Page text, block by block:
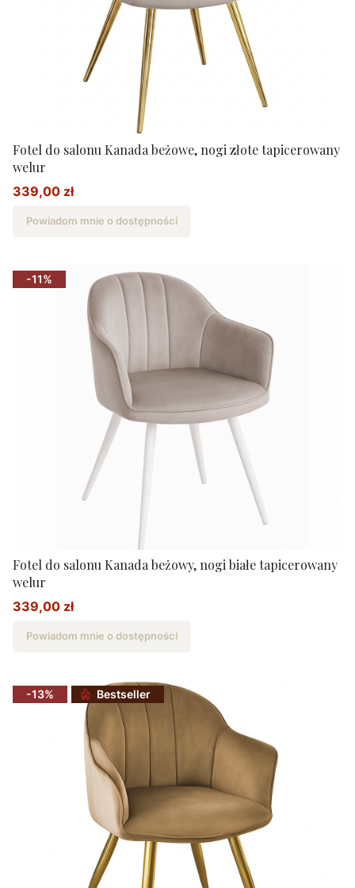
Fotel do salonu Kanada beżowe, nogi złote tapicerowany
welur
Cena promocyjna
339,00 zł
Powiadom mnie o dostępności
-11%
Fotel do salonu Kanada beżowy, nogi białe tapicerowany
welur
Cena promocyjna
339,00 zł
Powiadom mnie o dostępności
-13% Bestseller